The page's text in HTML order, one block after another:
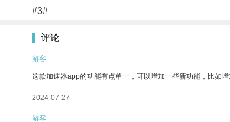
#3#
评论
游客
这款加速器app的功能有点单一，可以增加一些新功能，比如增
2024-07-27
游客